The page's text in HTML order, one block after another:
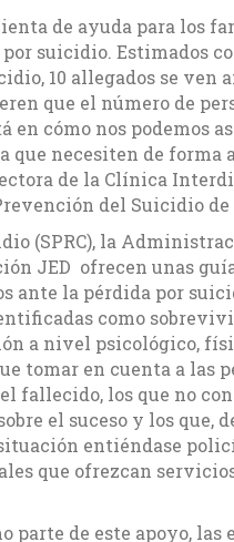
de ayuda para los
suicidio. Estimados
10 allegados se ven
que el número de
cómo nos podemos
que necesiten de forma
de la Clínica
del Suicidio de
(SPRC), la
JED ofrecen unas
ante la pérdida por
como
a nivel psicológico,
tomar en cuenta a las
fallecido, los que no
el suceso y los que,
entiéndase
que ofrezcan
de este apoyo, las